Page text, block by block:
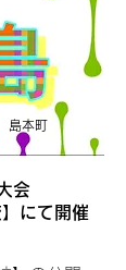
本町
会
にて開催